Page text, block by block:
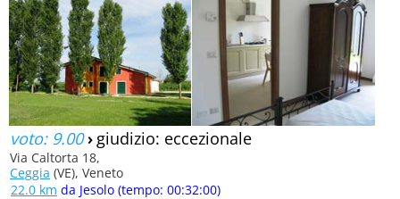
voto: 9.00› giudizio: eccezionale
Via Caltorta 18,
Ceggia (VE), Veneto
22.0 km da Jesolo (tempo: 00:32:00)